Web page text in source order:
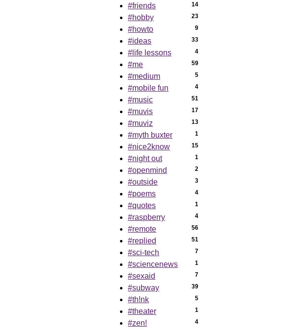
#friends 14
#hobby 23
#howto 9
#ideas 33
#life lessons 4
#me 59
#medium 5
#mobile fun 4
#music 51
#muvis 17
#muviz 13
#myth buxter 1
#nice2know 15
#night out 1
#openmind 2
#outside 3
#poems 4
#quotes 1
#raspberry 4
#remote 56
#replied 51
#sci-tech 7
#sciencenews 1
#sexaid 7
#subway 39
#th!nk 5
#theater 1
#zen! 4